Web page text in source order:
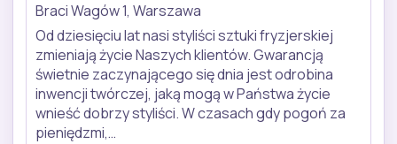
Braci Wagów 1, Warszawa
Od dziesięciu lat nasi styliści sztuki fryzjerskiej
zmieniają życie Naszych klientów. Gwarancją
świetnie zaczynającego się dnia jest odrobina
inwencji twórczej, jaką mogą w Państwa życie
wnieść dobrzy styliści. W czasach gdy pogoń za
pieniędzmi,…